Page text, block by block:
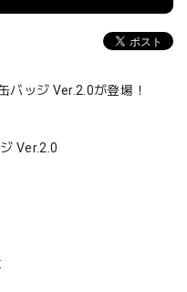
バッジ Ver.2.0が登場！
Ver.2.0